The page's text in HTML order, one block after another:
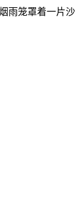
雨笼罩着一片沙